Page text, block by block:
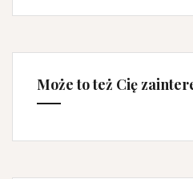
Może to też Cię